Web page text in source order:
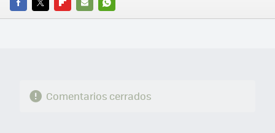
FACEBOOK
TWITTERFLIPBOARD
E-
WHATSAPP
Comentarios cerrados